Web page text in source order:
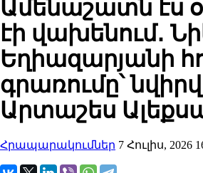
Ամենաշատն էս
էի վախենում․
Եղիազարյանի
գրառումը՝
Արտաշես
Հրապարակումներ 7 Հուլիս, 2026